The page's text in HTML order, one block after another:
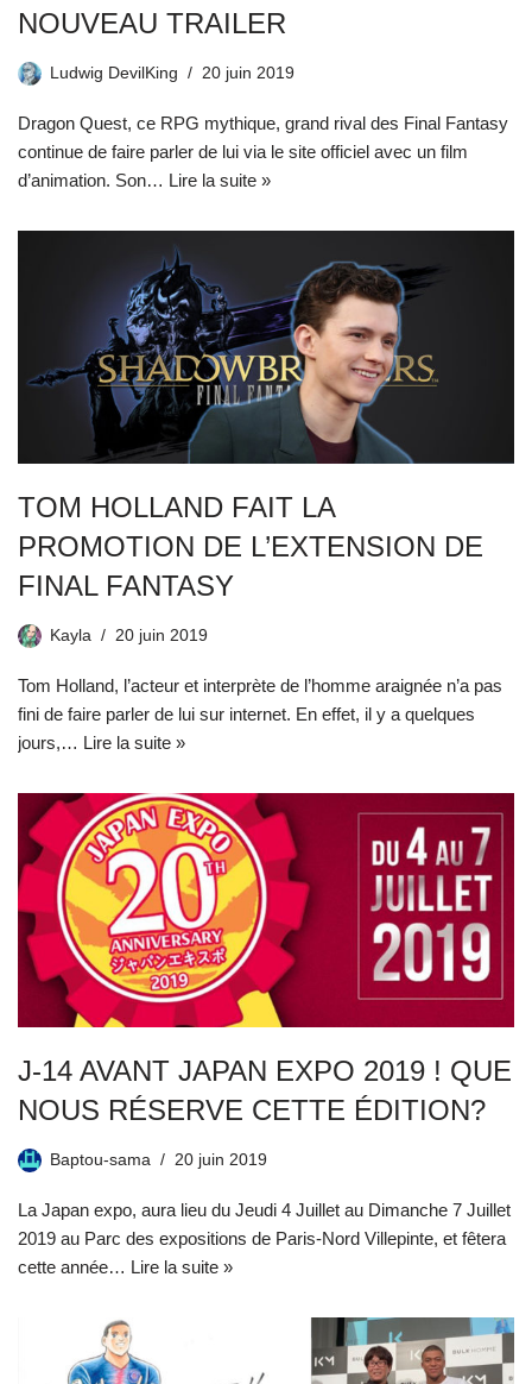
NOUVEAU TRAILER
Ludwig DevilKing 20 juin 2019
Dragon Quest, ce RPG mythique, grand rival des Final Fantasy
continue de faire parler de lui via le site officiel avec un film
d’animation. Son… Lire la suite »
TOM HOLLAND FAIT LA
PROMOTION DE L’EXTENSION DE
FINAL FANTASY
Kayla 20 juin 2019
Tom Holland, l’acteur et interprète de l’homme araignée n’a pas
fini de faire parler de lui sur internet. En effet, il y a quelques
jours,… Lire la suite »
J-14 AVANT JAPAN EXPO 2019 ! QUE
NOUS RÉSERVE CETTE ÉDITION?
Baptou-sama 20 juin 2019
La Japan expo, aura lieu du Jeudi 4 Juillet au Dimanche 7 Juillet
2019 au Parc des expositions de Paris-Nord Villepinte, et fêtera
cette année… Lire la suite »